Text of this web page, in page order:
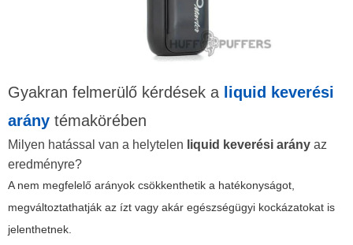
Gyakran felmerülő kérdések a liquid keverési
arány témakörében
Milyen hatással van a helytelen liquid keverési arány az
eredményre?
A nem megfelelő arányok csökkenthetik a hatékonyságot,
megváltoztathatják az ízt vagy akár egészségügyi kockázatokat is
jelenthetnek.